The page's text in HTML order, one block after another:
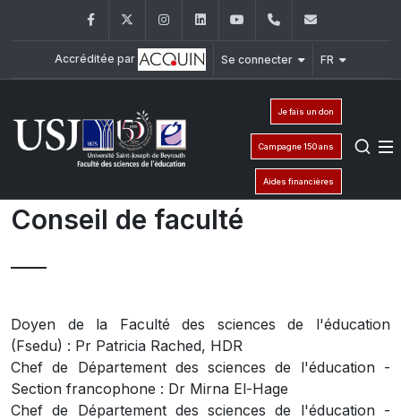
FacebookTwitter InstagramLinkedInYouTube+961 (1) 421 579
Accréditée par Se connecter FR
Je fais un don
Campagne 150 ans
Aides financières
Conseil de faculté
Doyen de la Faculté des sciences de l'éducation
(Fsedu) : Pr Patricia Rached, HDR
Chef de Département des sciences de l'éducation -
Section francophone : Dr Mirna El-Hage
Chef de Département des sciences de l'éducation -